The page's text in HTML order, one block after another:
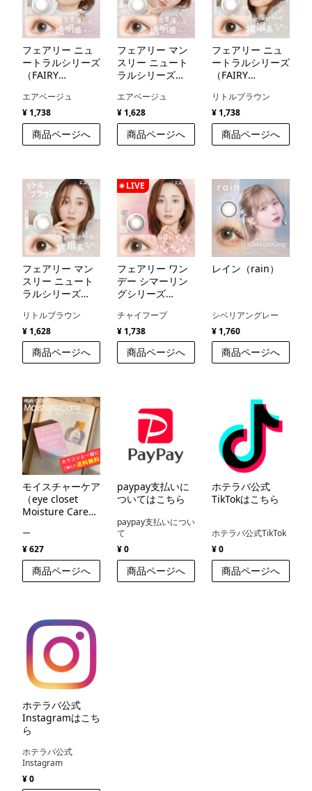
フェアリー ニュ
ートラルシリーズ
（FAIRY
SERIES）
エアベージュ
¥ 1,738
商品ページへ
フェアリー マン
スリー ニュート
ラルシリーズ
NEUTRAL
SERIES）
エアベージュ
¥ 1,628
商品ページへ
フェアリー ニュ
ートラルシリーズ
（FAIRY
SERIES）
リトルブラウン
¥ 1,738
商品ページへ
フェアリー マン
スリー ニュート
ラルシリーズ
NEUTRAL
SERIES）
リトルブラウン
¥ 1,628
商品ページへ
LIVE
フェアリー ワン
デー シマーリン
グシリーズ
Shimmering
Series）
チャイフープ
¥ 1,738
商品ページへ
レイン（rain）
シベリアングレー
¥ 1,760
商品ページへ
モイスチャーケア
（eye closet
Moisture Care
ー
¥ 627
商品ページへ
paypay支払いに
ついてはこちら
paypay支払いについ
て
¥ 0
商品ページへ
ホテラバ公式
TikTokはこちら
ホテラバ公式TikTok
¥ 0
商品ページへ
ホテラバ公式
Instagramはこち
ら
ホテラバ公式
Instagram
¥ 0